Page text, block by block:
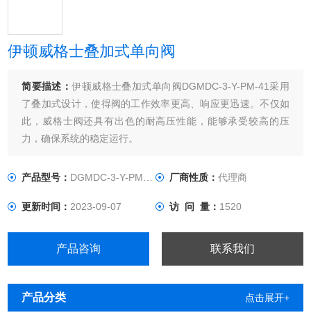
伊顿威格士叠加式单向阀
简要描述：伊顿威格士叠加式单向阀DGMDC-3-Y-PM-41采用
了叠加式设计，使得阀的工作效率更高、响应更迅速。不仅如
此，威格士阀还具有出色的耐高压性能，能够承受较高的压
力，确保系统的稳定运行。
产品型号： DGMDC-3-Y-PM-41 厂商性质： 代理商
更新时间：2023-09-07 访 问 量： 1520
产品咨询 联系我们
产品分类 点击展开+